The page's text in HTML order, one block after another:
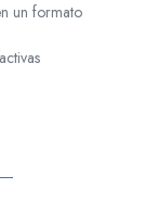
un formato